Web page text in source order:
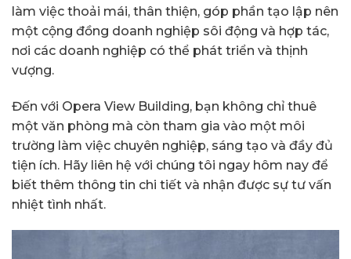
làm việc thoải mái, thân thiện, góp phần tạo lập nên
một cộng đồng doanh nghiệp sôi động và hợp tác,
nơi các doanh nghiệp có thể phát triển và thịnh
vượng.
Đến với Opera View Building, bạn không chỉ thuê
một văn phòng mà còn tham gia vào một môi
trường làm việc chuyên nghiệp, sáng tạo và đầy đủ
tiện ích. Hãy liên hệ với chúng tôi ngay hôm nay để
biết thêm thông tin chi tiết và nhận được sự tư vấn
nhiệt tình nhất.